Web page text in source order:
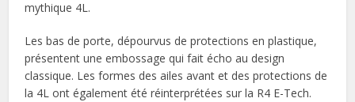
mythique 4L.
Les bas de porte, dépourvus de protections en plastique,
présentent une embossage qui fait écho au design
classique. Les formes des ailes avant et des protections de
la 4L ont également été réinterprétées sur la R4 E-Tech.